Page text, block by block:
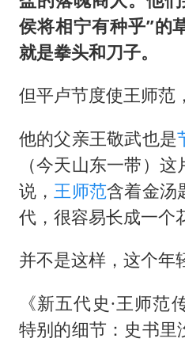
侯将相宁有种乎”的
就是拳头和刀子。
但平卢节度使王师范
他的父亲王敬武也是
（今天山东一带）
说， 王师范含着金汤
代，很容易长成一个
并不是这样，这个年
《新五代史·王师
特别的细节：史书里